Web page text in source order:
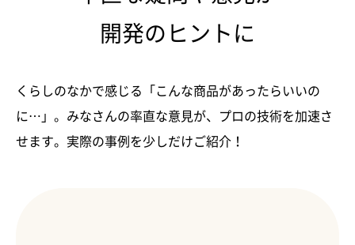
開発のヒントに
くらしのなかで感じる「こんな商品があったらいいの
に…」。みなさんの率直な意見が、プロの技術を加速さ
せます。実際の事例を少しだけご紹介！